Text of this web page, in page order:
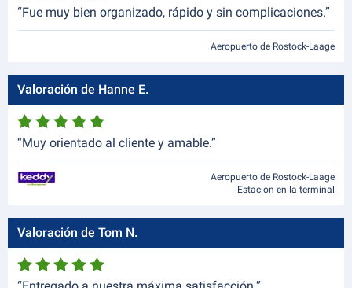
“Fue muy bien organizado, rápido y sin complicaciones.”
Aeropuerto de Rostock-Laage
Valoración de Hanne E.
“Muy orientado al cliente y amable.”
Aeropuerto de Rostock-Laage
Estación en la terminal
Valoración de Tom N.